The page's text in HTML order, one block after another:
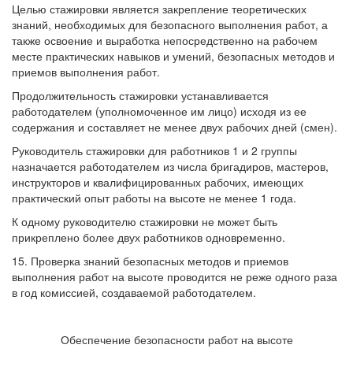
Целью стажировки является закрепление теоретических
знаний, необходимых для безопасного выполнения работ, а
также освоение и выработка непосредственно на рабочем
месте практических навыков и умений, безопасных методов и
приемов выполнения работ.
Продолжительность стажировки устанавливается
работодателем (уполномоченное им лицо) исходя из ее
содержания и составляет не менее двух рабочих дней (смен).
Руководитель стажировки для работников 1 и 2 группы
назначается работодателем из числа бригадиров, мастеров,
инструкторов и квалифицированных рабочих, имеющих
практический опыт работы на высоте не менее 1 года.
К одному руководителю стажировки не может быть
прикреплено более двух работников одновременно.
15. Проверка знаний безопасных методов и приемов
выполнения работ на высоте проводится не реже одного раза
в год комиссией, создаваемой работодателем.
Обеспечение безопасности работ на высоте